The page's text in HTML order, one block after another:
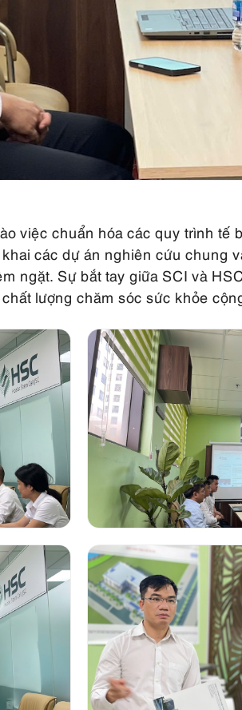
việc chuẩn hóa các quy trình
các dự án nghiên cứu chung
ngặt. Sự bắt tay giữa SCI và
lượng chăm sóc sức khỏe